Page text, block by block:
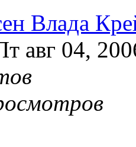
Влада
авг 04,